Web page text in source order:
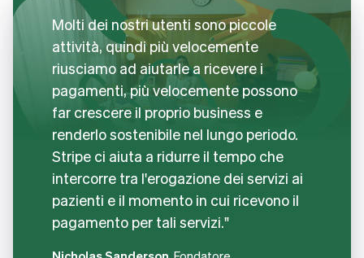
Molti dei nostri utenti sono piccole
attività, quindi più velocemente
riusciamo ad aiutarle a ricevere i
pagamenti, più velocemente possono
far crescere il proprio business e
renderlo sostenibile nel lungo periodo.
Stripe ci aiuta a ridurre il tempo che
intercorre tra l'erogazione dei servizi ai
pazienti e il momento in cui ricevono il
pagamento per tali servizi."